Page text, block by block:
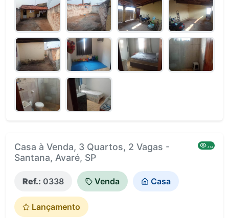
Casa à Venda, 3 Quartos, 2 Vagas -
Santana, Avaré, SP
414
Ref.: 0338 Venda Casa
Lançamento